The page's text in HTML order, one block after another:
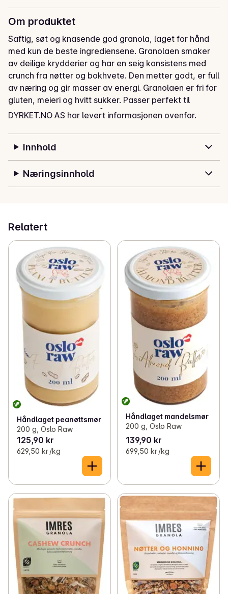
Om produktet
Saftig, søt og knasende god granola, laget for hånd
med kun de beste ingrediensene. Granolaen smaker
av deilige krydderier og har en seig konsistens med
crunch fra nøtter og bokhvete. Den metter godt, er full
av næring og gir masser av energi. Granolaen er fri for
gluten, meieri og hvitt sukker. Passer perfekt til
frokost og som snack på farten. Vi liker den spesielt
med melk, og toppet med nøttesmør, banan og bær.
DYRKET.NO AS har levert informasjonen ovenfor.
Innhold
Næringsinnhold
Relatert
Håndlaget peanøttsmør
200 g, Oslo Raw
125,90 kr
629,50 kr /kg
Håndlaget mandelsmør
200 g, Oslo Raw
139,90 kr
699,50 kr /kg